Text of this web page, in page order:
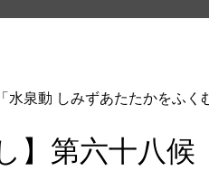
水泉動 しみずあたたかをふく
】第六十八